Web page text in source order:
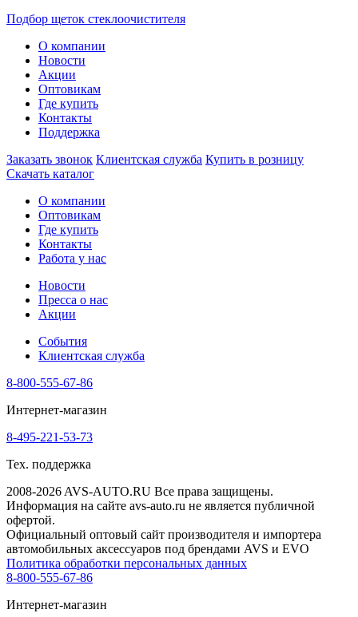
Подбор щеток стеклоочистителя
О компании
Новости
Акции
Оптовикам
Где купить
Контакты
Поддержка
Заказать звонок Клиентская служба Купить в розницу
Скачать каталог
О компании
Оптовикам
Где купить
Контакты
Работа у нас
Новости
Пресса о нас
Акции
События
Клиентская служба
8-800-555-67-86
Интернет-магазин
8-495-221-53-73
Тех. поддержка
2008-2026 AVS-AUTO.RU Все права защищены.
Информация на сайте avs-auto.ru не является публичной
офертой.
Официальный оптовый сайт производителя и импортера
автомобильных аксессуаров под брендами AVS и EVO
Политика обработки персональных данных
8-800-555-67-86
Интернет-магазин